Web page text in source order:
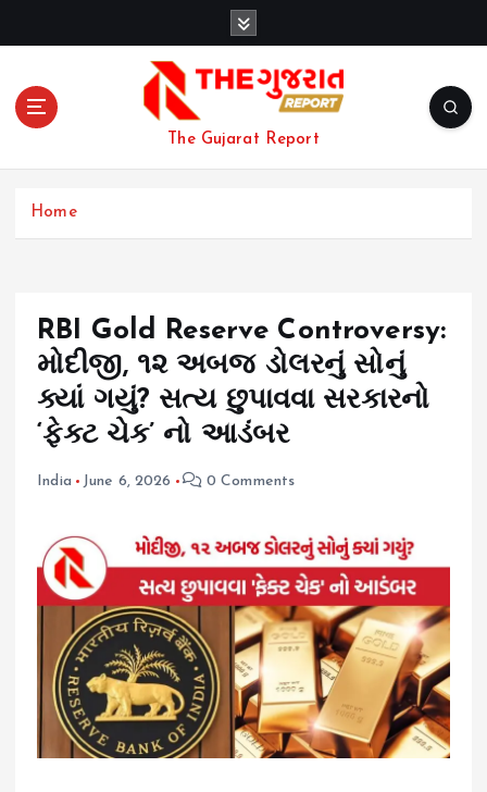
The Gujarat Report
Home
RBI Gold Reserve Controversy:
મોદીજી, ૧૨ અબજ ડોલરનું સોનું
ક્યાં ગયું? સત્ય છુપાવવા સરકારનો
‘ફેક્ટ ચેક’ નો આડંબર
India June 6, 2026 0 Comments